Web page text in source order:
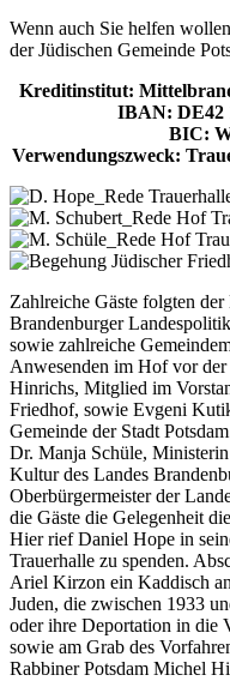
Wenn auch Sie helfen
der Jüdischen Gemeinde
Kreditinstitut:
IBAN: DE42
BIC:
Verwendungszweck:
Zahlreiche Gäste folgten
Brandenburger
sowie zahlreiche
Anwesenden im Hof vor der
Hinrichs, Mitglied im
Friedhof, sowie Evgeni
Gemeinde der Stadt
Dr. Manja Schüle,
Kultur des Landes
Oberbürgermeister der
die Gäste die Gelegenheit
Hier rief Daniel Hope in
Trauerhalle zu spenden.
Ariel Kirzon ein Kaddisch
Juden, die zwischen 1933
oder ihre Deportation in die
sowie am Grab des
Rabbiner Potsdam Michel